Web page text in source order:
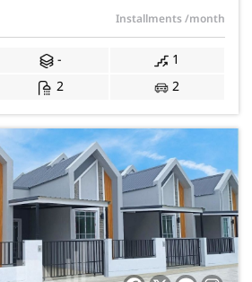
JS-282
Installments/month
-
1
2 2